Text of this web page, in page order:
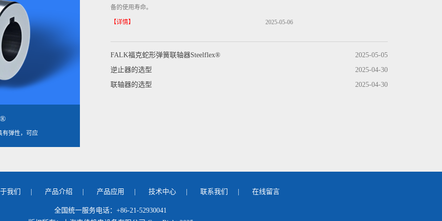
有弹性，可应
备的使用寿命。
【详情】 2025-05-06
FALK福克蛇形弹簧联轴器Steelflex®
2025-05-05
逆止器的选型
2025-04-30
联轴器的选型
2025-04-30
我们 产品介绍 产品应用 技术中心 联系我们 在线留言
全国统一服务电话：+86-21-52930041